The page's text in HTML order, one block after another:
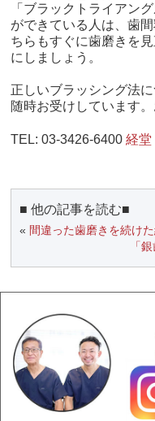
「ブラックトライアン
ができている人は、歯
ちらもすぐに歯磨きを
にしましょう。
正しいブラッシング法
随時お受けしています
TEL:03-3426-6400経堂
■ 他の記事を読む■
« 間違った歯磨きを続け
「